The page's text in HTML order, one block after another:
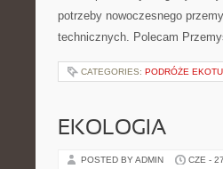
potrzeby nowoczesnego
technicznych. Polecam
CATEGORIES: PODRÓŻE
EKOLOGIA
POSTED BY ADMIN CZE -